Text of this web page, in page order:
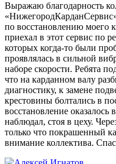
Выражаю благодарность
по восстановлению моего
приехал в этот сервис по
которых когда-то были
проявлялась в сильной
наборе скорости. Ребята
что на карданном валу
диагностику, к замене
крестовины болтались в
восстановление
наблюдал, стоя в цеху.
только что покрашенный
внимание коллектива.